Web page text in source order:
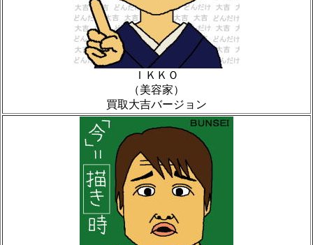
ＩＫＫＯ
（美容家）
買取大吉バージョン